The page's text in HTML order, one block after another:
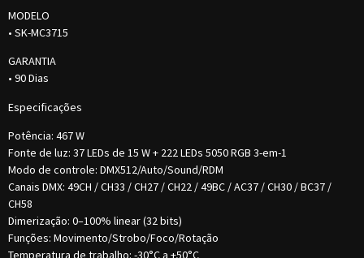
MODELO
• SK-MC3715
GARANTIA
• 90 Dias
Especificações
Potência: 467 W
Fonte de luz: 37 LEDs de 15 W + 222 LEDs 5050 RGB 3-em-1
Modo de controle: DMX512/Auto/Sound/RDM
Canais DMX: 49CH / CH33 / CH27 / CH22 / 49BC / AC37 / CH30 / BC37 /
CH58
Dimerização: 0–100% linear (32 bits)
Funções: Movimento/Strobo/Foco/Rotação
Temperatura de trabalho: -30°C a +50°C